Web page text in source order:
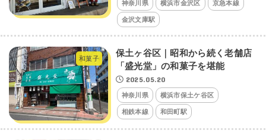
神奈川県 横浜市金沢区 京急本線
金沢文庫駅
和菓子
保土ヶ谷区｜昭和から続く老舗店
「盛光堂」の和菓子を堪能
2025.05.20
神奈川県 横浜市保土ケ谷区
相鉄本線 和田町駅